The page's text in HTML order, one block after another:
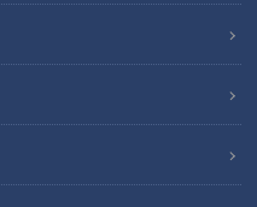
とは
鮮魚コーナー」
精肉コーナー」